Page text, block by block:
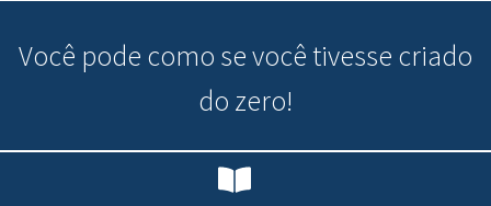
Você pode como se você tivesse criado
do zero!